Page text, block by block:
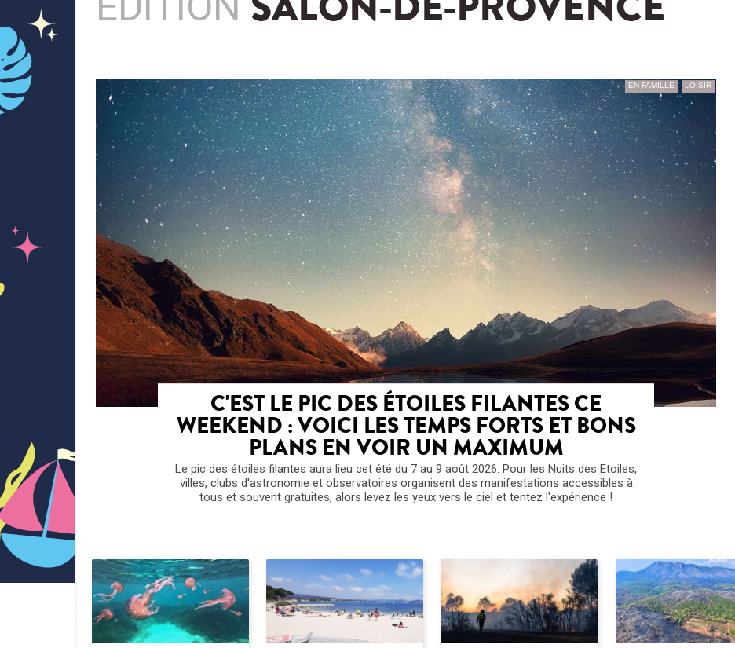
SALON-DE-PROVENCE
EN FAMILLE LOISIR
C'EST LE PIC DES ÉTOILES FILANTES CE
WEEKEND : VOICI LES TEMPS FORTS ET BONS
PLANS EN VOIR UN MAXIMUM
Le pic des étoiles filantes aura lieu cet été du 7 au 9 août 2026. Pour les Nuits des Etoiles,
villes, clubs d'astronomie et observatoires organisent des manifestations accessibles à
tous et souvent gratuites, alors levez les yeux vers le ciel et tentez l'expérience !